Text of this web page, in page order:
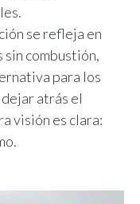
se refleja en
combustión,
para los
atrás el
visión es clara: